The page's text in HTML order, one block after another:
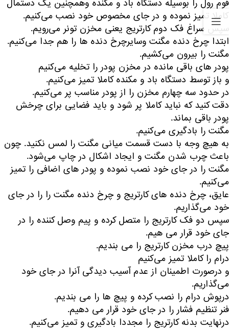
فوم رول را بوسیله دستگاه باد و مکنده وهمچنین یک دستمال
کاملا تمیز نموده و در جای مخصوص خود نصب می‌کنیم.
سپس سراغ فک دوم کارتریج یعنی مخزن تونر می‌رویم.
ابتدا چرخ دنده مگنت وسایرچرخ دنده ها را هم جدا می‌کنیم.
مگنت را بیرون می‌کشیم.
پودر های باقی مانده در مخزن پودر را تخلیه می‌کنیم
و باز توسط دستگاه باد و مکنده کاملا تمیز می‌کنیم.
در حدود سه چهارم مخزن را از پودر مناسب پر می‌کنیم.
دقت کنید که نباید کاملا پر شود و باید فضایی برای چرخش
پودر باقی بماند.
مگنت را بادگیری می‌کنیم.
به هیچ وجه با دست قسمت میانی مگنت را لمس نکنید. چون
باعث چرب شدن مگنت و ایجاد اشکال در چاپ می‌شود.
مگنت را در جای خود نصب نموده و پودر های اضافی را تمیز
می‌کنیم.
عایق، چرخ دنده های کارتریج و چرخ دنده مگنت را را در جای
خود می‌گذاریم.
سپس دو فک کارتریج را متصل کرده و پیم وصل کننده را در
جای خود قرار می هیم.
پیچ درب مخزن کارتریج را می بندیم.
درام را کاملا تمیز می‌کنیم
و درصورت اطمینان از عدم آسیب دیدگی آنرا در جای خود
می‌گذاریم.
درپوش درام را نصب کرده و پیچ ها را می بندیم.
فنر تنظیم فشار را در جای خود قرار می دهیم.
درنهایت بدنه کارتریج را مجددا بادگیری و تمیز می‌کنیم.